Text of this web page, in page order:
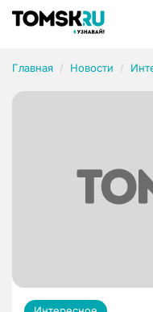
Главная Новости